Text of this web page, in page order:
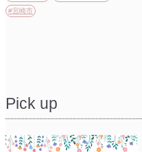
#宮崎市
Pick up